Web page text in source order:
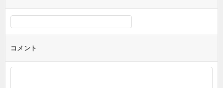
コメント